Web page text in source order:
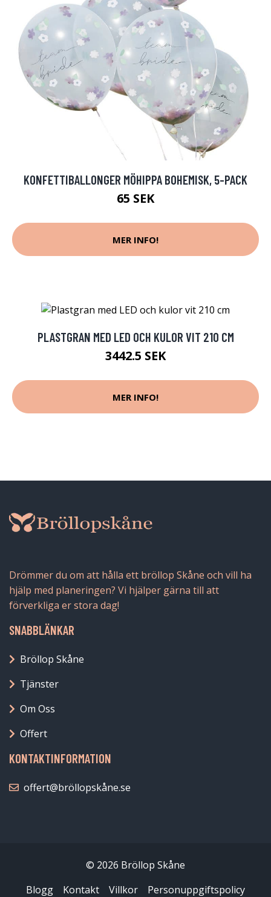
KONFETTIBALLONGER MÖHIPPA BOHEMISK, 5-PACK
65 SEK
MER INFO!
PLASTGRAN MED LED OCH KULOR VIT 210 CM
3442.5 SEK
MER INFO!
Drömmer du om att hålla ett bröllop Skåne och vill ha
hjälp med planeringen? Vi hjälper gärna till att
förverkliga er stora dag!
SNABBLÄNKAR
Bröllop Skåne
Tjänster
Om Oss
Offert
KONTAKTINFORMATION
offert@bröllopskåne.se
© 2026 Bröllop Skåne
Blogg
Kontakt Villkor Personuppgiftspolicy